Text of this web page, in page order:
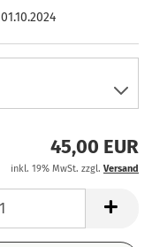
01.10.2024
45,00 EUR
inkl. 19% MwSt. zzgl. Versand